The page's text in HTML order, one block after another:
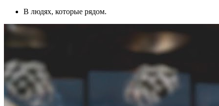
В людях, которые рядом.